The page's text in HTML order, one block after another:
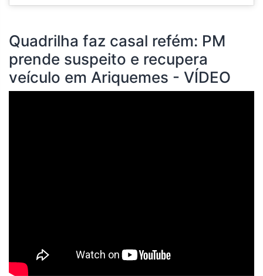
Quadrilha faz casal refém: PM
prende suspeito e recupera
veículo em Ariquemes - VÍDEO